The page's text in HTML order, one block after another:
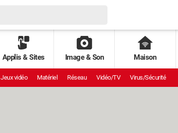
Applis & Sites Image & Son Maison
Jeux vidéo Matériel Réseau Vidéo/TV Virus/Sécurité